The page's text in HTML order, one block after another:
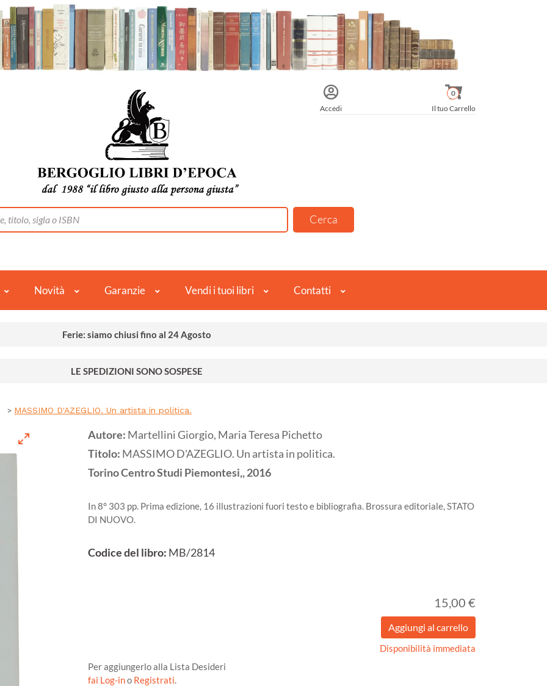
Accedi Il tuo Carrello
0
Novità Garanzie Vendi i tuoi libri Contatti
Ferie: siamo chiusi fino al 24 Agosto
LE SPEDIZIONI SONO SOSPESE
MASSIMO D'AZEGLIO. Un artista in politica.
Autore: Martellini Giorgio, Maria Teresa Pichetto
Titolo: MASSIMO D'AZEGLIO. Un artista in politica.
TorinoCentro Studi Piemontesi,,2016
In 8° 303 pp. Prima edizione, 16 illustrazioni fuori testo e bibliografia. Brossura editoriale, STATO
DI NUOVO.
Codice del libro: MB/2814
15,00 €
Disponibilità immediata
Per aggiungerlo alla Lista Desideri
fai Log-ino Registrati.